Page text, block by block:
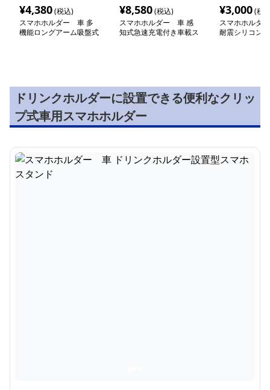
¥4,380(税込)
スマホホルダー 車 多
機能ロングアーム吸盤式
¥8,580(税込)
スマホホルダー 車 感
知式急速充電付き車載ス
¥3,000(税
スマホホルダ
耐震シリコン
ドリンクホルダーに設置できる便利なクリッ
プ式車用スマホホルダー